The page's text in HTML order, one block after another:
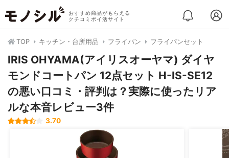
おすすめ商品がもらえる
クチコミポイ活サイト
TOP キッチン・台所用品 フライパン フライパンセット
IRIS OHYAMA(アイリスオーヤマ) ダイヤ
モンドコートパン 12点セット H-IS-SE12
の悪い口コミ・評判は？実際に使ったリア
ルな本音レビュー3件
3.70